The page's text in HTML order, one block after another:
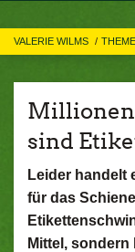
VALERIE WILMS
Millionen
sind
Leider handelt
für das
Mittel,